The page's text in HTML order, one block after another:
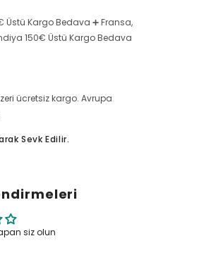
Kargo Bedava ➕ Fransa,
150€ Üstü Kargo Bedava
ücretsiz kargo. Avrupa
Sevk Edilir.
siz olun